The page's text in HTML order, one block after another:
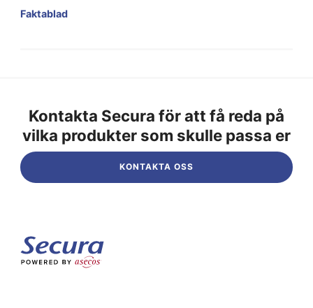
Faktablad
Kontakta Secura för att få reda på
vilka produkter som skulle passa er
KONTAKTA OSS